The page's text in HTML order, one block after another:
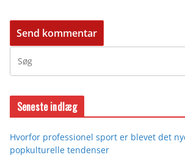
Seneste indlæg
Hvorfor professionel sport er blevet det
popkulturelle tendenser